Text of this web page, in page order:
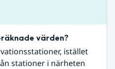
värden?
istället
stationer i närheten